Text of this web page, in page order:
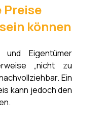
Preise
können
und Eigentümer
„nicht zu
Ein
kann jedoch den